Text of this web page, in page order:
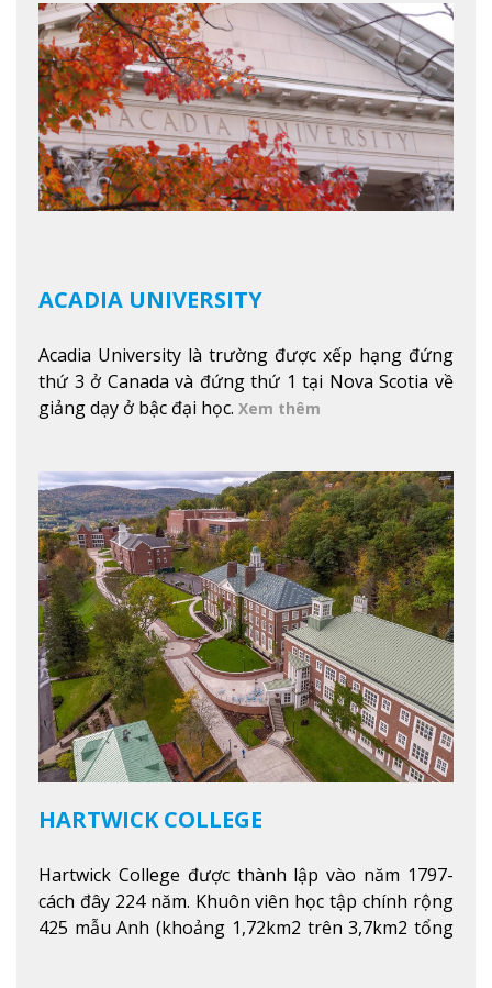
tuyết của trường, sinh viên có thể thưởng thức vẻ
đẹp tự nhiên của Vermont từ mọi góc trong
khuôn viên trường.Xem thêm
ACADIA UNIVERSITY
Acadia University là trường được xếp hạng đứng
thứ 3 ở Canada và đứng thứ 1 tại Nova Scotia về
giảng dạy ở bậc đại học. Xem thêm
HARTWICK COLLEGE
Hartwick College được thành lập vào năm 1797-
cách đây 224 năm. Khuôn viên học tập chính rộng
425 mẫu Anh (khoảng 1,72km2 trên 3,7km2 tổng